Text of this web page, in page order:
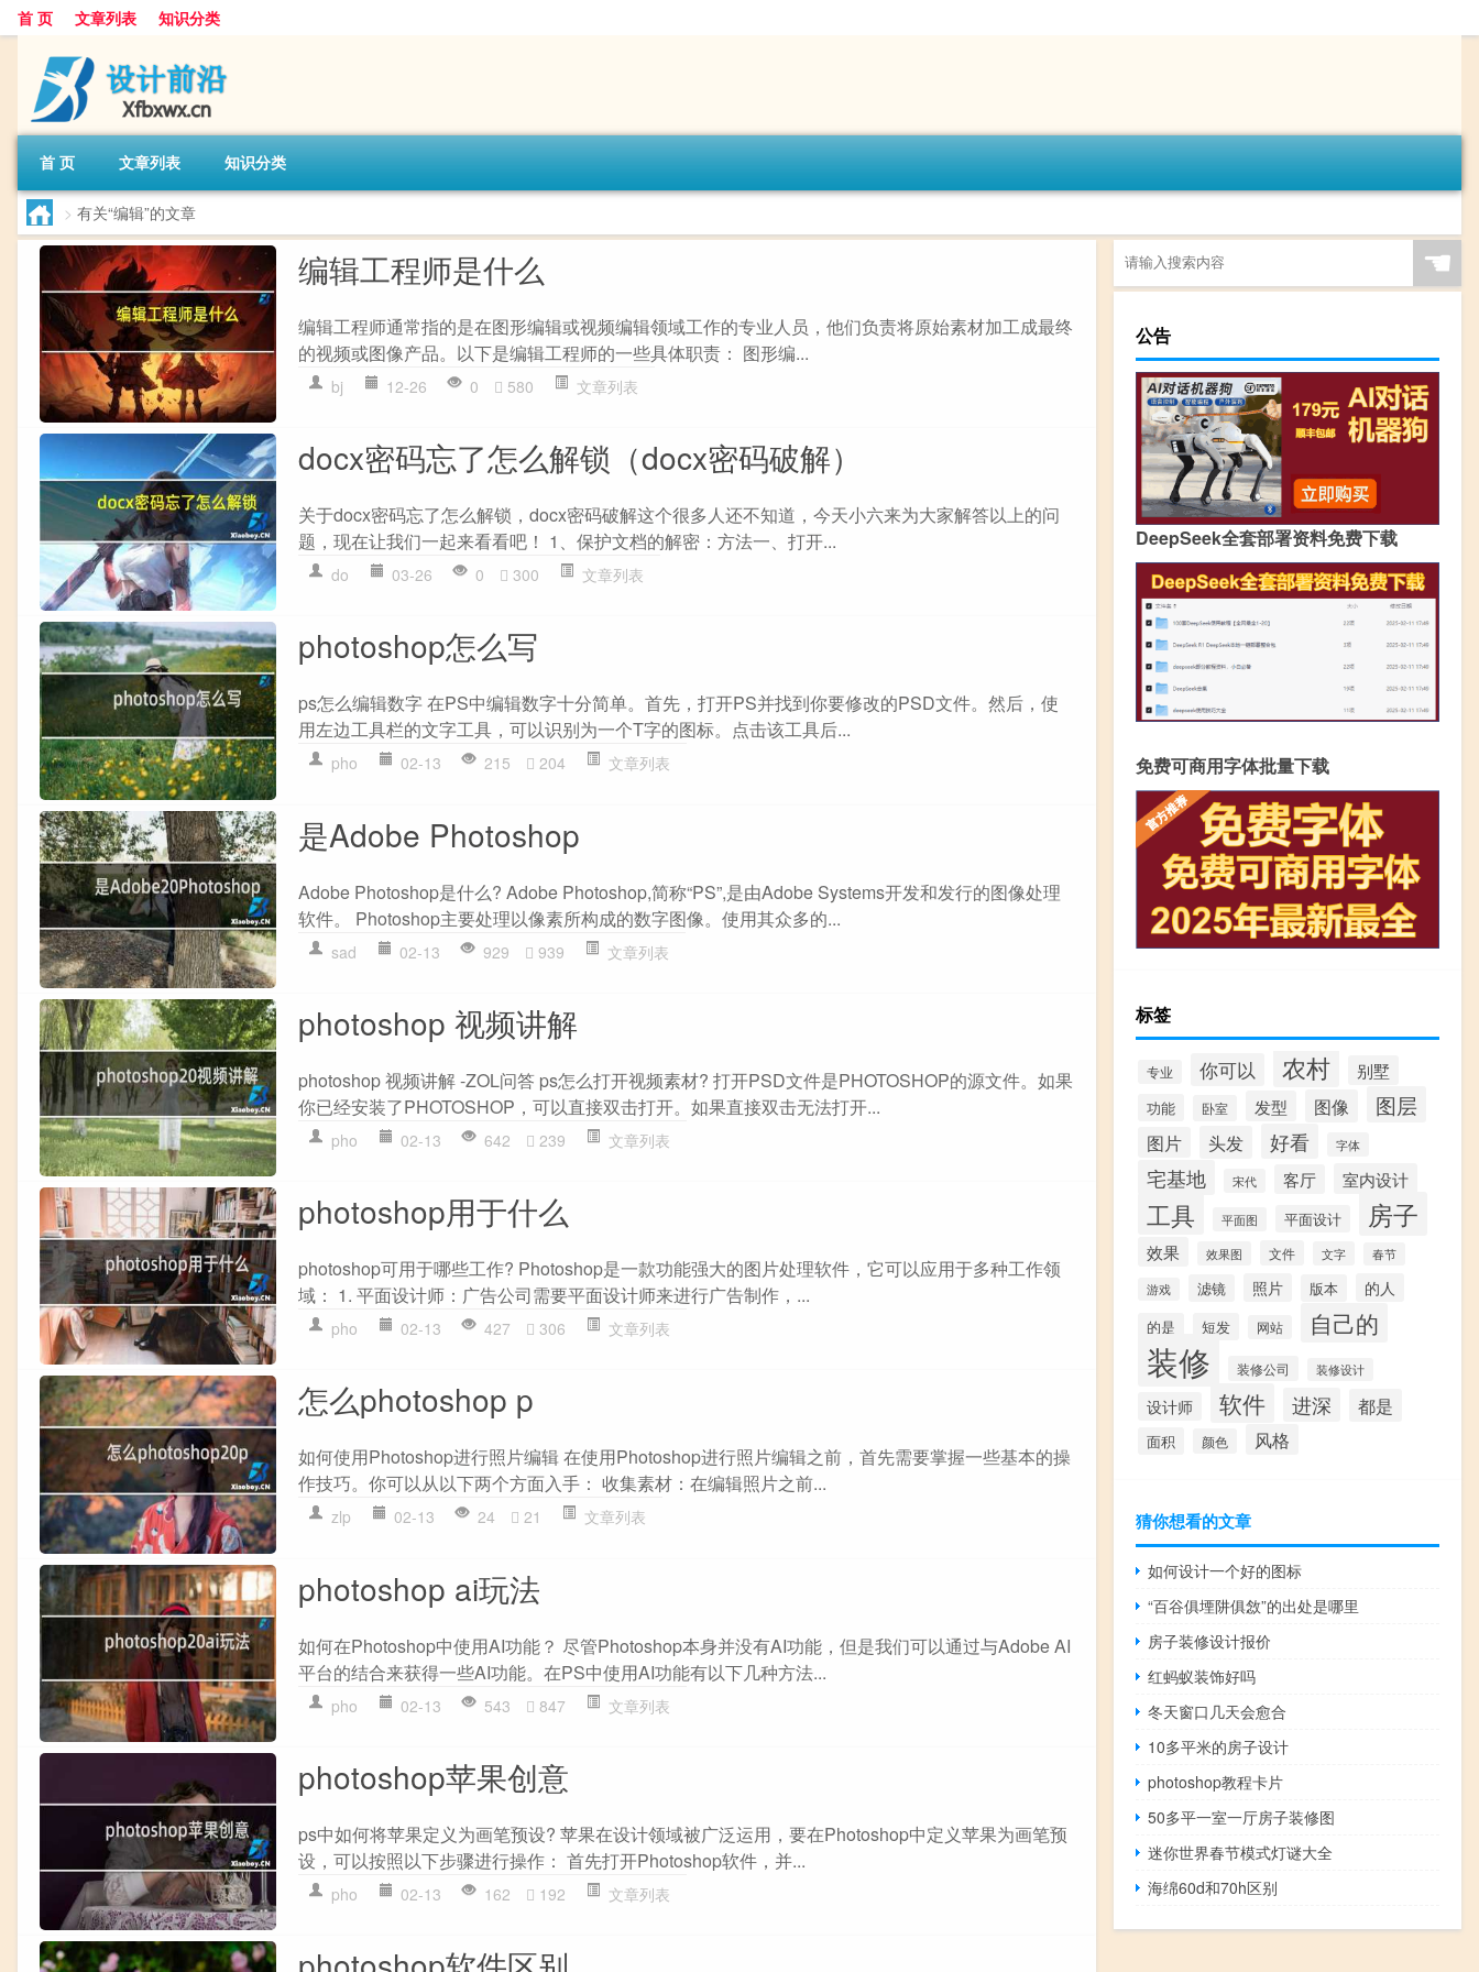
首 页 文章列表 知识分类
首 页 文章列表 知识分类
> 有关“编辑”的文章
编辑工程师是什么
编辑工程师通常指的是在图形编辑或视频编辑领域工作的专业人员，他们负责将原始素材加工成最终
的视频或图像产品。以下是编辑工程师的一些具体职责： 图形编...
bj 12-26 0 580 文章列表
docx密码忘了怎么解锁（docx密码破解）
关于docx密码忘了怎么解锁，docx密码破解这个很多人还不知道，今天小六来为大家解答以上的问
题，现在让我们一起来看看吧！ 1、保护文档的解密：方法一、打开...
do 03-26 0 300 文章列表
photoshop怎么写
ps怎么编辑数字 在PS中编辑数字十分简单。首先，打开PS并找到你要修改的PSD文件。然后，使
用左边工具栏的文字工具，可以识别为一个T字的图标。点击该工具后...
pho 02-13 215 204 文章列表
是Adobe Photoshop
Adobe Photoshop是什么? Adobe Photoshop,简称“PS”,是由Adobe Systems开发和发行的图像处理
软件。 Photoshop主要处理以像素所构成的数字图像。使用其众多的...
sad 02-13 929 939 文章列表
photoshop 视频讲解
photoshop 视频讲解 -ZOL问答 ps怎么打开视频素材? 打开PSD文件是PHOTOSHOP的源文件。如果
你已经安装了PHOTOSHOP，可以直接双击打开。如果直接双击无法打开...
pho 02-13 642 239 文章列表
photoshop用于什么
photoshop可用于哪些工作? Photoshop是一款功能强大的图片处理软件，它可以应用于多种工作领
域： 1. 平面设计师：广告公司需要平面设计师来进行广告制作，...
pho 02-13 427 306 文章列表
怎么photoshop p
如何使用Photoshop进行照片编辑 在使用Photoshop进行照片编辑之前，首先需要掌握一些基本的操
作技巧。你可以从以下两个方面入手： 收集素材：在编辑照片之前...
zlp 02-13 24 21 文章列表
photoshop ai玩法
如何在Photoshop中使用AI功能？ 尽管Photoshop本身并没有AI功能，但是我们可以通过与Adobe AI
平台的结合来获得一些AI功能。在PS中使用AI功能有以下几种方法...
pho 02-13 543 847 文章列表
photoshop苹果创意
ps中如何将苹果定义为画笔预设? 苹果在设计领域被广泛运用，要在Photoshop中定义苹果为画笔预
设，可以按照以下步骤进行操作： 首先打开Photoshop软件，并...
pho 02-13 162 192 文章列表
☚
公告
DeepSeek全套部署资料免费下载
免费可商用字体批量下载
标签
专业 你可以 农村 别墅
功能 卧室 发型 图像 图层
图片 头发 好看 字体
宅基地 宋代 客厅 室内设计
工具 平面图 平面设计 房子
效果 效果图 文件 文字 春节
游戏 滤镜 照片 版本 的人
的是 短发 网站 自己的
装修 装修公司 装修设计
设计师 软件 进深 都是
面积 颜色 风格
猜你想看的文章
如何设计一个好的图标
“百谷俱堙阱俱敜”的出处是哪里
房子装修设计报价
红蚂蚁装饰好吗
冬天窗口几天会愈合
10多平米的房子设计
photoshop教程卡片
50多平一室一厅房子装修图
迷你世界春节模式灯谜大全
海绵60d和70h区别